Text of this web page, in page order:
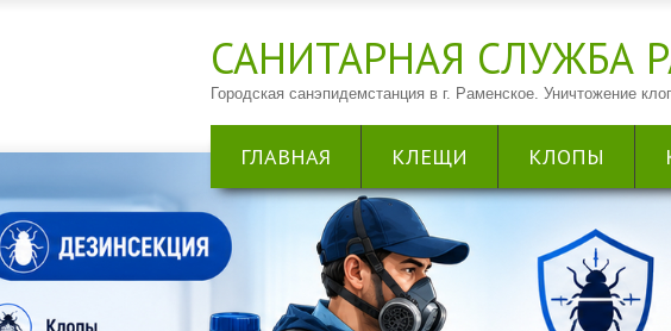
САНИТАРНАЯ CЛУЖБА
Городская санэпидемстанция в г. Раменское. Уничтожение
ГЛАВНАЯ КЛЕЩИ КЛОПЫ